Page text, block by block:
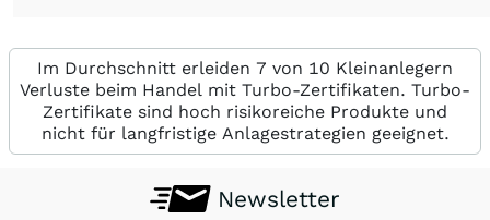
Im Durchschnitt erleiden 7 von 10 Kleinanlegern
Verluste beim Handel mit Turbo-Zertifikaten. Turbo-
Zertifikate sind hoch risikoreiche Produkte und
nicht für langfristige Anlagestrategien geeignet.
Newsletter